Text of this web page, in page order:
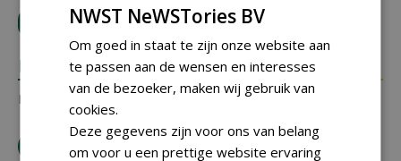
LOGIN met je e-mailadres om te reageren.
REACTIES
Er zijn nog geen reacties.
download artikel
NWST NeWSTories BV
Om goed in staat te zijn onze website aan
te passen aan de wensen en interesses
van de bezoeker, maken wij gebruik van
cookies.
Deze gegevens zijn voor ons van belang
om voor u een prettige website ervaring